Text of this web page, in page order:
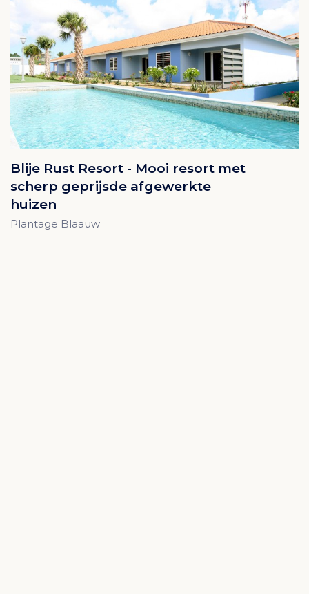
Blije Rust Resort - Mooi resort met
scherp geprijsde afgewerkte
huizen
Plantage Blaauw